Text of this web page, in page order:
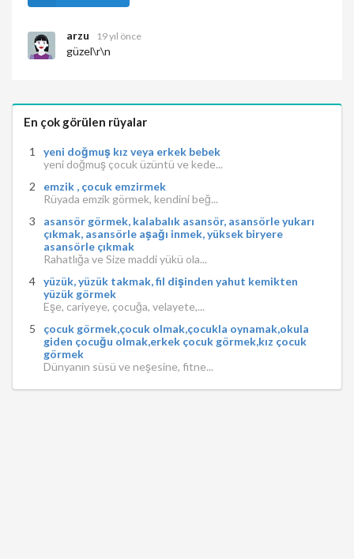
arzu 19 yıl önce
güzel\r\n
En çok görülen rüyalar
yeni doğmuş kız veya erkek bebek
yeni doğmuş çocuk üzüntü ve kede...
emzik , çocuk emzirmek
Rüyada emzik görmek, kendini beğ...
asansör görmek, kalabalık asansör, asansörle yukarı
çıkmak, asansörle aşağı inmek, yüksek biryere
asansörle çıkmak
Rahatlığa ve Size maddi yükü ola...
yüzük, yüzük takmak, fil dişinden yahut kemikten
yüzük görmek
Eşe, cariyeye, çocuğa, velayete,...
çocuk görmek,çocuk olmak,çocukla oynamak,okula
giden çocuğu olmak,erkek çocuk görmek,kız çocuk
görmek
Dünyanın süsü ve neşesine, fitne...